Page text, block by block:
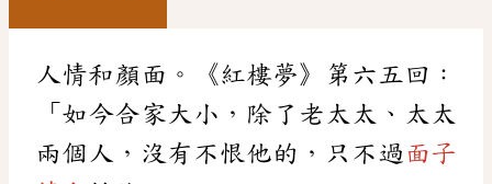
人情和顏面。《紅樓夢》第六五回：
「如今合家大小，除了老太太、太太
兩個人，沒有不恨他的，只不過 面子